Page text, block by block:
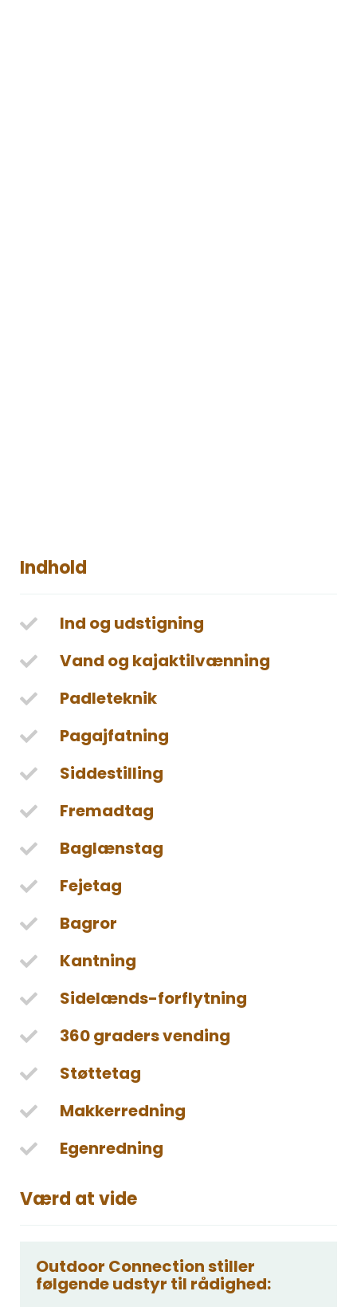
Indhold
Ind og udstigning
Vand og kajaktilvænning
Padleteknik
Pagajfatning
Siddestilling
Fremadtag
Baglænstag
Fejetag
Bagror
Kantning
Sidelænds-forflytning
360 graders vending
Støttetag
Makkerredning
Egenredning
Værd at vide
Outdoor Connection stiller
følgende udstyr til rådighed: